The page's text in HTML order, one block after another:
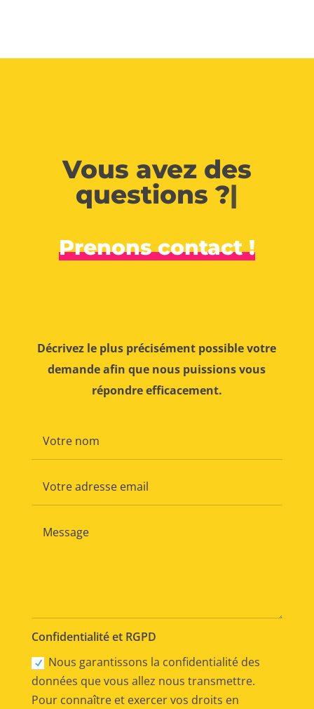
Vous avez des
questions ?|
Prenons contact !
Décrivez le plus précisément possible votre
demande afin que nous puissions vous
répondre efficacement.
Confidentialité et RGPD
Nous garantissons la confidentialité des
données que vous allez nous transmettre.
Pour connaître et exercer vos droits en